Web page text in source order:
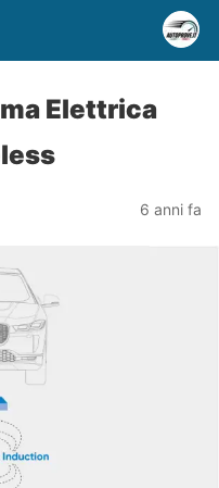
Elettrica
6 anni fa